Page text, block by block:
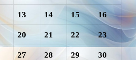
13 14 15 16
20 21 22 23
27 28 29 30